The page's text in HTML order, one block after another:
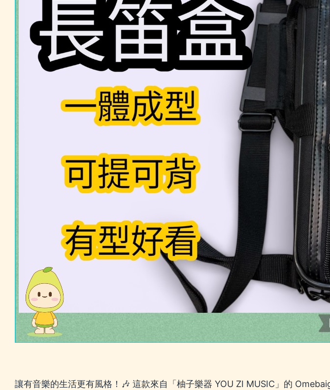
讓有音樂的生活更有風格！🎶 這款來自「柚子樂器 YOU ZI MUSIC」的